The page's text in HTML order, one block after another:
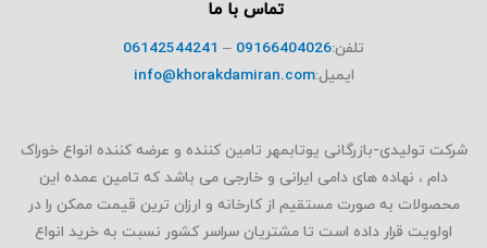
تماس با ما
تلفن:09166404026
–
06142544241
ایمیل:info@khorakdamiran.com
شرکت تولیدی-بازرگانی یوتابمهر تامین کننده و عرضه کننده انواع خوراک
دام ، نهاده های دامی ایرانی و خارجی می باشد که تامین عمده این
محصولات به صورت مستقیم از کارخانه و ارزان ترین قیمت ممکن را در
اولویت قرار داده است تا مشتریان سراسر کشور نسبت به خرید انواع